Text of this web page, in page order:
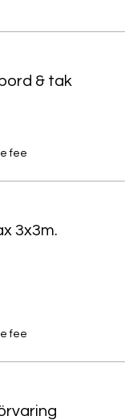
& tak
fee
3x3m.
fee